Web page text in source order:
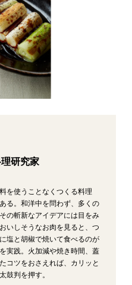
研究家
を使うことなくつくる料理
る。和洋中を問わず、多くの
の斬新なアイデアには目をみ
いしそうなお肉を見ると、つ
塩と胡椒で焼いて食べるのが
実践。火加減や焼き時間、蓋
コツをおさえれば、カリッと
鼓判を押す。